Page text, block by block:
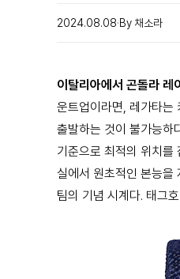
2024.08.08 By 채소라
이탈리아에서 곤돌라
운트업이라면, 레가타는
출발하는 것이 불가능하
기준으로 최적의 위치를
실에서 원초적인 본능을
팀의 기념 시계다. 태그